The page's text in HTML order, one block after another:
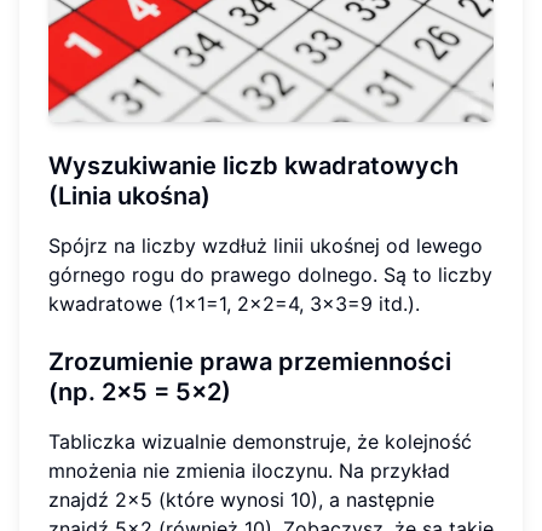
Wyszukiwanie liczb kwadratowych
(Linia ukośna)
Spójrz na liczby wzdłuż linii ukośnej od lewego
górnego rogu do prawego dolnego. Są to liczby
kwadratowe (1x1=1, 2x2=4, 3x3=9 itd.).
Zrozumienie prawa przemienności
(np. 2x5 = 5x2)
Tabliczka wizualnie demonstruje, że kolejność
mnożenia nie zmienia iloczynu. Na przykład
znajdź 2x5 (które wynosi 10), a następnie